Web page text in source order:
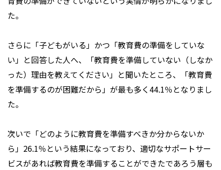
た。
さらに「子どもがいる」かつ「教育費の準備をしていな
い」と回答した人へ、「教育費を準備していない（しなか
った）理由を教えてください」と聞いたところ、「教育費
を準備するのが困難だから」が最も多く44.1％となりまし
た。
次いで「どのように教育費を準備すべきか分からないか
ら」26.1％という結果になっており、適切なサポートサー
ビスがあれば教育費を準備することができたであろう層も